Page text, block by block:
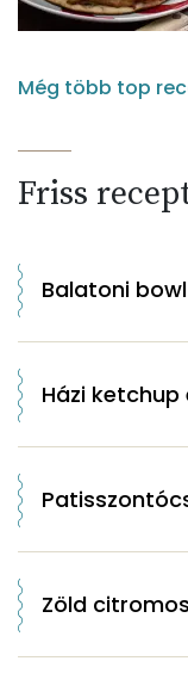
Még több top
Friss
Balatoni bowl
Házi
Zöld